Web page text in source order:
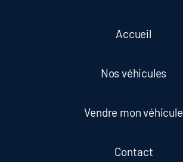
Accueil
Nos véhicules
Vendre mon véhicule
Contact